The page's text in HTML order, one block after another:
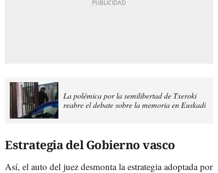
La polémica por la semilibertad de Txeroki
reabre el debate sobre la memoria en Euskadi
Estrategia del Gobierno vasco
Así, el auto del juez desmonta la estrategia adoptada por